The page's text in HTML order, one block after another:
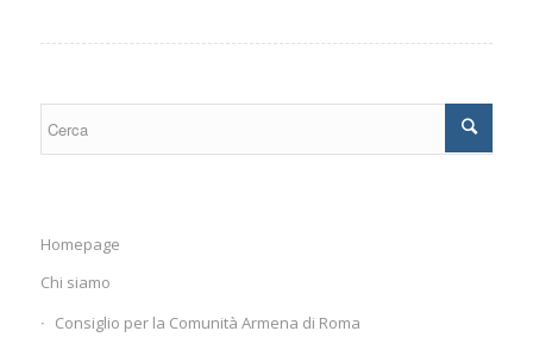
Homepage
Chi siamo
Consiglio per la Comunità Armena di Roma